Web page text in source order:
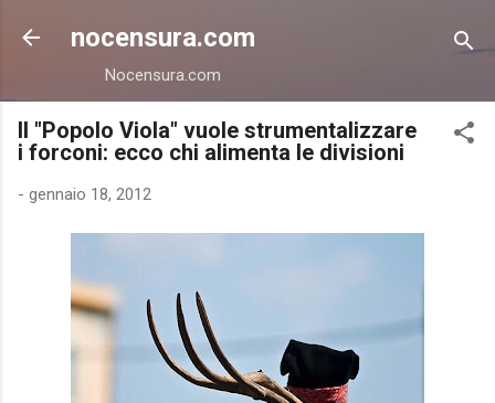
Passa ai contenuti principali
nocensura.com
Nocensura.com
Il "Popolo Viola" vuole strumentalizzare
i forconi: ecco chi alimenta le divisioni
- gennaio 18, 2012